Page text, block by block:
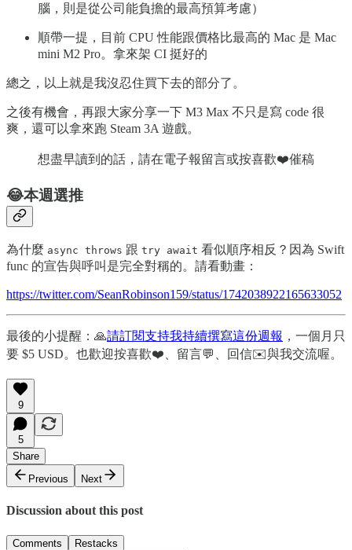
腦，則是從公司能負擔的最高預算考慮）
順帶一提，目前 CPU 性能跟價格比最高的 Mac 是 Mac
mini M2 Pro。拿來架 CI 挺好的
總之，以上就是我沒忍住買下去的部分了。
之後有機會，再跟大家分享一下 M3 Max 不只是寫 code 很
爽，還可以拿來跑 Steam 3A 遊戲。
想盡早讀到的話，請在電子報留言或按喜歡❤️催稿
😂本週選推
為什麼 async throws 跟 try await 看似順序相反？因為 Swift
func 的宣告與呼叫是完全對稱的。請看動畫：
https://twitter.com/SeanRobinson159/status/1742038922165633052
最後的小提醒：🙏請訂閱支持我持續撰寫這份週報 ，一個月只
要 $5 USD。也歡迎按喜歡❤️、留言💬、回信✉️與我交流喔。
9
5
Share
Previous
Next
Discussion about this post
Comments Restacks